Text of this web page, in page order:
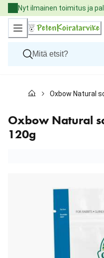
Skip
to
Content
Nyt ilmainen toimitus ja
Kissat
Eläinlääkäriruoat
Tuotemerkit
Uutuudet
Oxbow Natural
Oxbow Natural
120g